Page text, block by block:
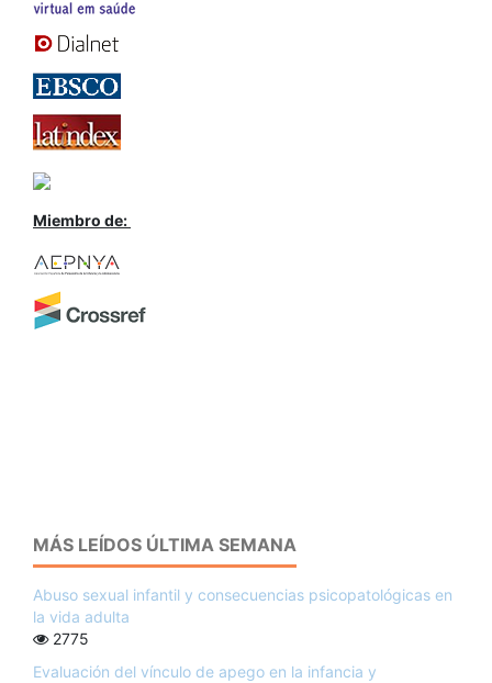
Miembro de:
MÁS LEÍDOS ÚLTIMA SEMANA
Abuso sexual infantil y consecuencias psicopatológicas en
la vida adulta
2775
Evaluación del vínculo de apego en la infancia y